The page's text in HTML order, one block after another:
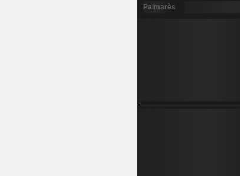
Palmarès